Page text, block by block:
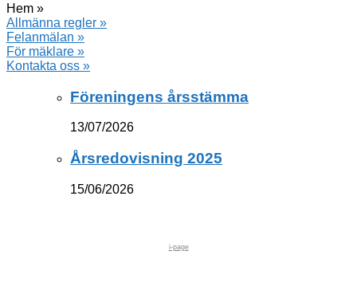
Hem »
Allmänna regler »
Felanmälan »
För mäklare »
Kontakta oss »
Föreningens årsstämma
13/07/2026
Årsredovisning 2025
15/06/2026
i-page